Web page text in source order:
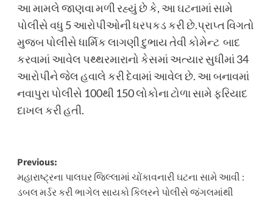
આ મામલે જાણવા મળી રહ્યું છે કે, આ ઘટનામાં સામે
પોલીસે વધુ 5 આરોપીઓની ધરપકડ કરી છે.પ્રાપ્ત વિગતો
મુજબ પોલીસે ધાર્મિક લાગણી દુભાય તેવી કોમેન્ટ બાદ
કરવામાં આવેલ પથ્થરમારાનો કેસમાં અત્યાર સુધીમાં 34
આરોપીને જેલ હવાલે કરી દેવામાં આવેલ છે. આ બનાવમાં
નવાપુરા પોલીસે 100થી 150 લોકોના ટોળા સામે ફરિયાદ
દાખલ કરી હતી.
Post
navigation
Previous:
મહારાષ્ટ્રના પાલઘર જિલ્લામાં ચોંકાવનારી ઘટના સામે આવી :
ડબલ મર્ડર કરી ભાગેલ સાયકો કિલરને પોલીસે જંગલમાંથી